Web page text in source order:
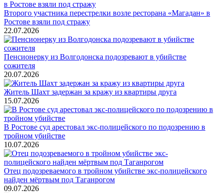
Второго участника перестрелки возле ресторана «Магадан» в
Ростове взяли под стражу
22.07.2026
Пенсионерку из Волгодонска подозревают в убийстве
сожителя
20.07.2026
Житель Шахт задержан за кражу из квартиры друга
15.07.2026
В Ростове суд арестовал экс-полицейского по подозрению в
тройном убийстве
10.07.2026
Отец подозреваемого в тройном убийстве экс-полицейского
найден мёртвым под Таганрогом
09.07.2026